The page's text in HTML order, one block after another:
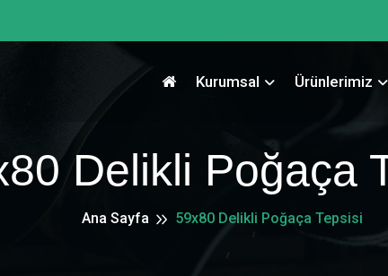
Kurumsal Ürünlerimiz
Delikli Poğaça
Ana Sayfa 59x80 Delikli Poğaça Tepsisi